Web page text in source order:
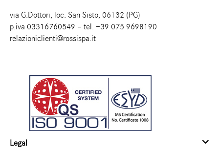
via G.Dottori, loc. San Sisto, 06132 (PG)
p.iva 03316760549 – tel. +39 075 9698190
relazioniclienti@rossispa.it
Legal